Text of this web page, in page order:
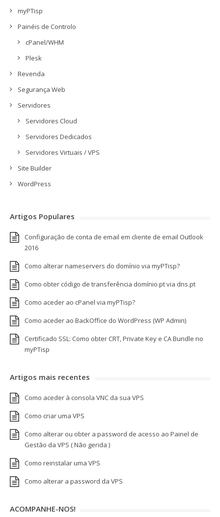
myPTisp
Painéis de Controlo
cPanel/WHM
Plesk
Revenda
Segurança Web
Servidores
Servidores Cloud
Servidores Dedicados
Servidores Virtuais / VPS
Site Builder
WordPress
Artigos Populares
Configuração de conta de email em cliente de email Outlook
2016
Como alterar nameservers do domínio via myPTisp?
Como obter código de transferência domínio.pt via dns.pt
Como aceder ao cPanel via myPTisp?
Como aceder ao BackOffice do WordPress (WP Admin)
Certificado SSL: Como obter CRT, Private Key e CA Bundle no
myPTisp
Artigos mais recentes
Como aceder à consola VNC da sua VPS
Como criar uma VPS
Como alterar ou obter a password de acesso ao Painel de
Gestão da VPS ( Não gerida )
Como reinstalar uma VPS
Como alterar a password da VPS
ACOMPANHE-NOS!